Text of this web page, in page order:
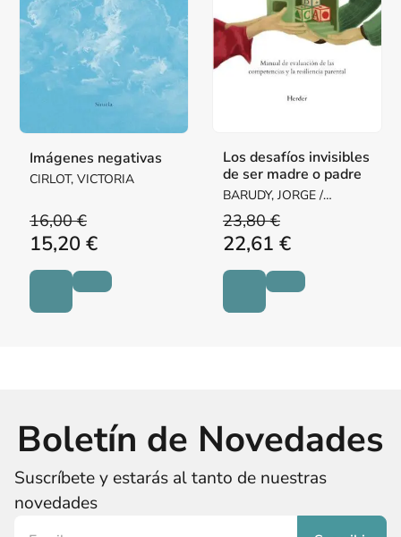
Imágenes negativas
CIRLOT, VICTORIA
16,00 €
15,20 €
Los desafíos invisibles
de ser madre o padre
BARUDY, JORGE /
DANTAGNAN, MARYORIE
23,80 €
22,61 €
Boletín de Novedades
Suscríbete y estarás al tanto de nuestras
novedades